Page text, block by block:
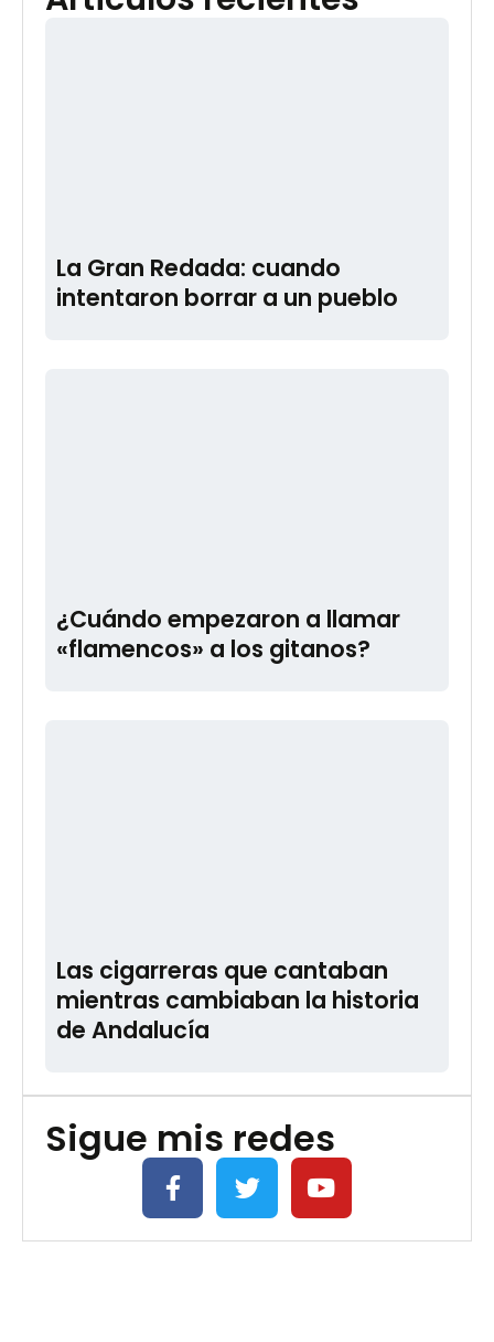
La Gran Redada: cuando
intentaron borrar a un pueblo
¿Cuándo empezaron a llamar
«flamencos» a los gitanos?
Las cigarreras que cantaban
mientras cambiaban la historia
de Andalucía
Sigue mis redes